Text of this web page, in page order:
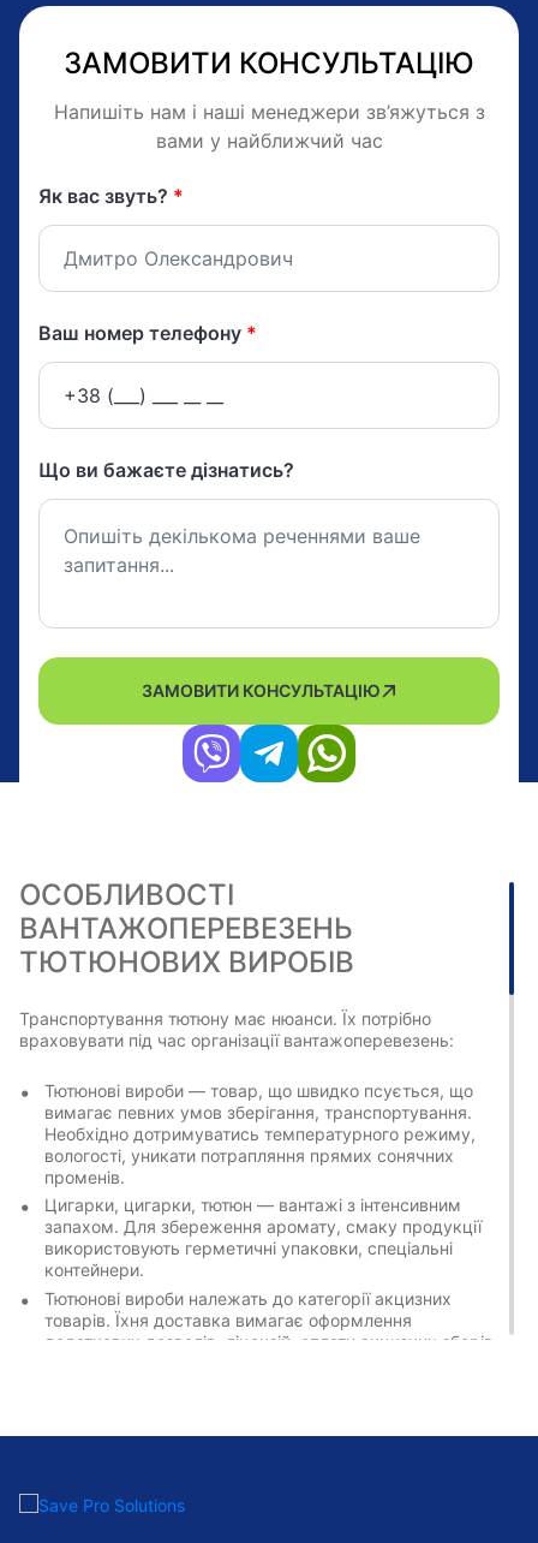
ЗАМОВИТИ КОНСУЛЬТАЦІЮ
Напишіть нам і наші менеджери зв’яжуться з
вами у найближчий час
Як вас звуть? *
Ваш номер телефону *
Що ви бажаєте дізнатись?
ЗАМОВИТИ КОНСУЛЬТАЦІЮ
ОСОБЛИВОСТІ
ВАНТАЖОПЕРЕВЕЗЕНЬ
ТЮТЮНОВИХ ВИРОБІВ
Транспортування тютюну має нюанси. Їх потрібно
враховувати під час організації вантажоперевезень:
Тютюнові вироби — товар, що швидко псується, що
вимагає певних умов зберігання, транспортування.
Необхідно дотримуватись температурного режиму,
вологості, уникати потрапляння прямих сонячних
променів.
Цигарки, цигарки, тютюн — вантажі з інтенсивним
запахом. Для збереження аромату, смаку продукції
використовують герметичні упаковки, спеціальні
контейнери.
Тютюнові вироби належать до категорії акцизних
товарів. Їхня доставка вимагає оформлення
додаткових дозволів, ліцензій, сплати акцизних зборів.
уникнути пошкоджень.
ОФОРМЛЕННЯ ТЮТЮНОВИХ